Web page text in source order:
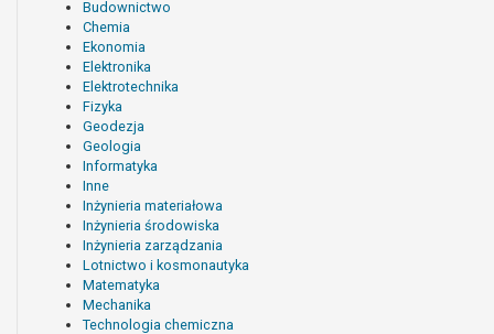
Budownictwo
Chemia
Ekonomia
Elektronika
Elektrotechnika
Fizyka
Geodezja
Geologia
Informatyka
Inne
Inżynieria materiałowa
Inżynieria środowiska
Inżynieria zarządzania
Lotnictwo i kosmonautyka
Matematyka
Mechanika
Technologia chemiczna